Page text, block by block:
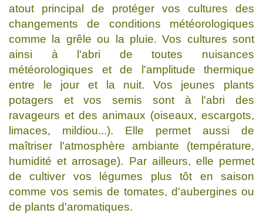
atout principal de protéger vos cultures des
changements de conditions météorologiques
comme la grêle ou la pluie. Vos cultures sont
ainsi à l'abri de toutes nuisances
météorologiques et de l'amplitude thermique
entre le jour et la nuit. Vos jeunes plants
potagers et vos semis sont à l'abri des
ravageurs et des animaux (oiseaux, escargots,
limaces, mildiou...). Elle permet aussi de
maîtriser l'atmosphère ambiante (température,
humidité et arrosage). Par ailleurs, elle permet
de cultiver vos légumes plus tôt en saison
comme vos semis de tomates, d'aubergines ou
de plants d'aromatiques.